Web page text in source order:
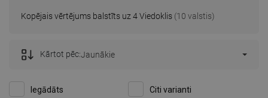
Kopējais vērtējums balstīts uz 4 Viedoklis (10 valstis)
Iegādāts Citi varianti
Kārtot pēc:Jaunākie